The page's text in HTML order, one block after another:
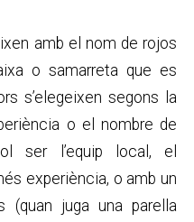
amb el nom de rojos
o samarreta que es
s’elegeixen segons la
o el nombre de
ser l’equip local, el
experiència, o amb un
(quan juga una parella